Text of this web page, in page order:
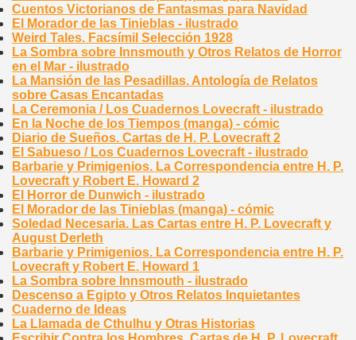
Cuentos Victorianos de Fantasmas para Navidad
El Morador de las Tinieblas - ilustrado
Weird Tales. Facsímil Selección 1928
La Sombra sobre Innsmouth y Otros Relatos de Horror
en el Mar - ilustrado
La Mansión de las Pesadillas. Antología de Relatos
sobre Casas Encantadas
La Ceremonia / Los Cuadernos Lovecraft - ilustrado
En la Noche de los Tiempos (manga) - cómic
Diario de Sueños. Cartas de H. P. Lovecraft 2
El Sabueso / Los Cuadernos Lovecraft - ilustrado
Barbarie y Primigenios. La Correspondencia entre H. P.
Lovecraft y Robert E. Howard 2
El Horror de Dunwich - ilustrado
El Morador de las Tinieblas (manga) - cómic
Soledad Necesaria. Las Cartas entre H. P. Lovecraft y
August Derleth
Barbarie y Primigenios. La Correspondencia entre H. P.
Lovecraft y Robert E. Howard 1
La Sombra sobre Innsmouth - ilustrado
Descenso a Egipto y Otros Relatos Inquietantes
Cuaderno de Ideas
La Llamada de Cthulhu y Otras Historias